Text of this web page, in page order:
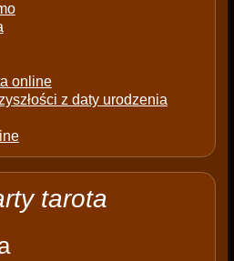
online
z daty urodzenia
tarota